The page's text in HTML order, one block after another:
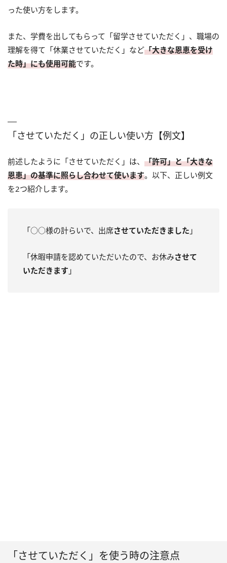
った使い方をします。
また、学費を出してもらって「留学させていただく」、職場の
理解を得て「休業させていただく」など「大きな恩恵を受け
た時」にも使用可能です。
「させていただく」の正しい使い方【例文】
前述したように「させていただく」は、 「許可」と「大きな
恩恵」の基準に照らし合わせて使います。以下、正しい例文
を2つ紹介します。
「○○様の計らいで、出席させていただきました 」
「休暇申請を認めていただいたので、お休みさせて
いただきます 」
「させていただく」を使う時の注意点